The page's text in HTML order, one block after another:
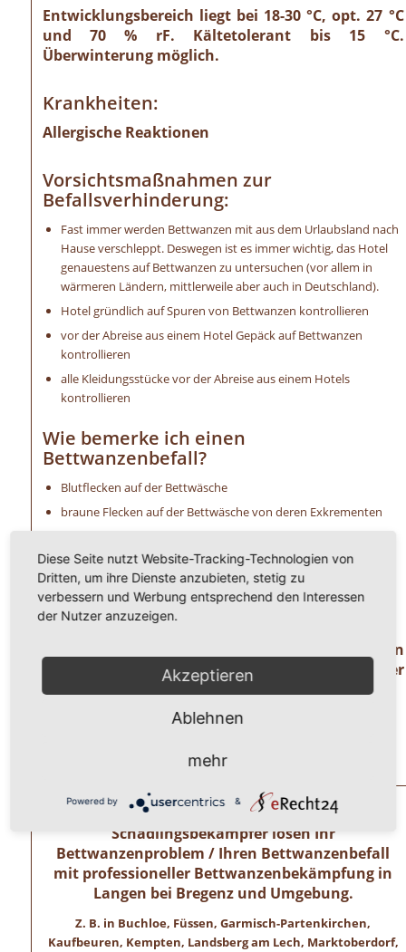
Entwicklungsbereich liegt bei 18-30 °C, opt. 27 °C
und 70 % rF. Kältetolerant bis 15 °C.
Überwinterung möglich.
Krankheiten:
Allergische Reaktionen
Vorsichtsmaßnahmen zur
Befallsverhinderung:
Fast immer werden Bettwanzen mit aus dem Urlaubsland nach
Hause verschleppt. Deswegen ist es immer wichtig, das Hotel
genauestens auf Bettwanzen zu untersuchen (vor allem in
wärmeren Ländern, mittlerweile aber auch in Deutschland).
Hotel gründlich auf Spuren von Bettwanzen kontrollieren
vor der Abreise aus einem Hotel Gepäck auf Bettwanzen
kontrollieren
alle Kleidungsstücke vor der Abreise aus einem Hotels
kontrollieren
Wie bemerke ich einen
Bettwanzenbefall?
Blutflecken auf der Bettwäsche
braune Flecken auf der Bettwäsche von deren Exkrementen
extreme Schwellungen (Bisse) an der Haut
allergische Reaktionen, wie Hautirritationen u. a.
unangenehmer Juckreiz
Haben Sie Fragen oder benötigen Hilfe ? Dann
rufen Sie uns einfach an unter der
Telefonnummer
0 8 2 4 1 / 8 0 2 9 1 7 1.
Wir freuen uns auf ihren Anruf!
Allgäuer Kammerjäger – Zertifizierte
Schädlingsbekämpfer lösen Ihr
Bettwanzenproblem / Ihren Bettwanzenbefall
mit professioneller Bettwanzenbekämpfung in
Langen bei Bregenz und Umgebung.
Z. B. in Buchloe, Füssen, Garmisch-Partenkirchen,
Kaufbeuren, Kempten, Landsberg am Lech, Marktoberdorf,
Diese Seite nutzt Website-Tracking-Technologien von
Dritten, um ihre Dienste anzubieten, stetig zu
verbessern und Werbung entsprechend den Interessen
der Nutzer anzuzeigen.
Akzeptieren
Ablehnen
mehr
Powered by &